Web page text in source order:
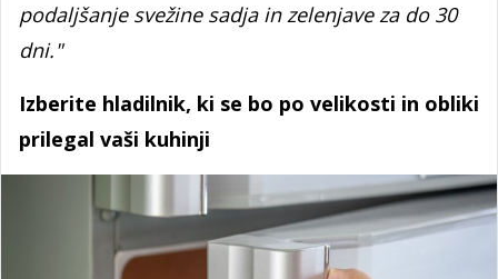
podaljšanje svežine sadja in zelenjave za do 30
dni."
Izberite hladilnik, ki se bo po velikosti in obliki
prilegal vaši kuhinji